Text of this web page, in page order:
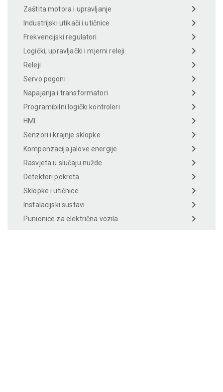
Zaštita motora i upravljanje
Industrijski utikači i utičnice
Frekvencijski regulatori
Logički, upravljački i mjerni releji
Releji
Servo pogoni
Napajanja i transformatori
Programibilni logički kontroleri
HMI
Senzori i krajnje sklopke
Kompenzacija jalove energije
Rasvjeta u slučaju nužde
Detektori pokreta
Sklopke i utičnice
Instalacijski sustavi
Punionice za električna vozila